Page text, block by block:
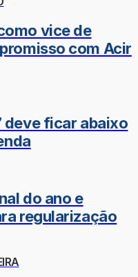
vice de
com Acir
deve ficar abaixo
do ano e
regularização